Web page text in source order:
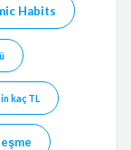
Habits
kaç TL